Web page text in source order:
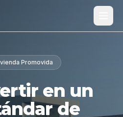
Promovida
en un
de